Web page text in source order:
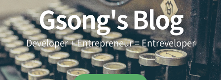
Gsong's Blog
Developer + Entrepreneur = Entreveloper